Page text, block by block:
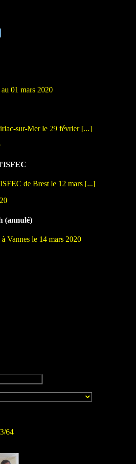
01 mars 2020
sur-Mer le 29 février [...]
de Brest le 12 mars [...]
(annulé)
Vannes le 14 mars 2020
64